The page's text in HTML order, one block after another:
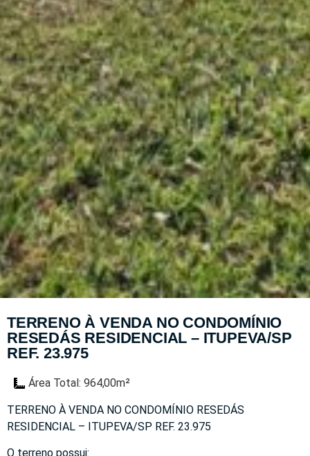
TERRENO À VENDA NO CONDOMÍNIO
RESEDÁS RESIDENCIAL – ITUPEVA/SP
REF. 23.975
Área Total: 964,00m²
TERRENO À VENDA NO CONDOMÍNIO RESEDÁS
RESIDENCIAL – ITUPEVA/SP REF. 23.975
O terreno possui: